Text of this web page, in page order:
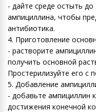
- дайте среде остыть
ампициллина, чтобы
антибиотика.
4. Приготовление
- растворите
получить основной
Простерилизуйте его
5. Добавление
- добавьте ампициллин
достижения конечной